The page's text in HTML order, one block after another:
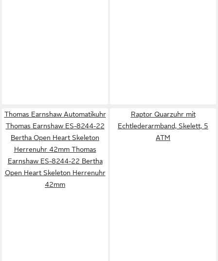
Thomas Earnshaw Automatikuhr
Thomas Earnshaw ES-8244-22
Bertha Open Heart Skeleton
Herrenuhr 42mm Thomas
Earnshaw ES-8244-22 Bertha
Open Heart Skeleton Herrenuhr
42mm
Raptor Quarzuhr mit
Echtlederarmband, Skelett, 5
ATM